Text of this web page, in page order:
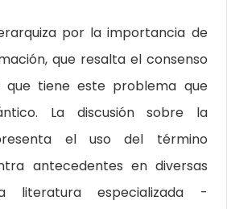
por la importancia de
que resalta el consenso
tiene este problema que
La discusión sobre la
el uso del término
antecedentes en diversas
literatura especializada -